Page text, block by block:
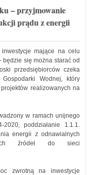
– przyjmowanie
prądu z energii
mające na celu
będzie się można starać od
przedsiębiorców czeka
Wodnej, który
realizowanych na
w ramach unijnego
poddziałanie 1.1.1.
energii z odnawialnych
źródeł do sieci
zwrotną na inwestycje